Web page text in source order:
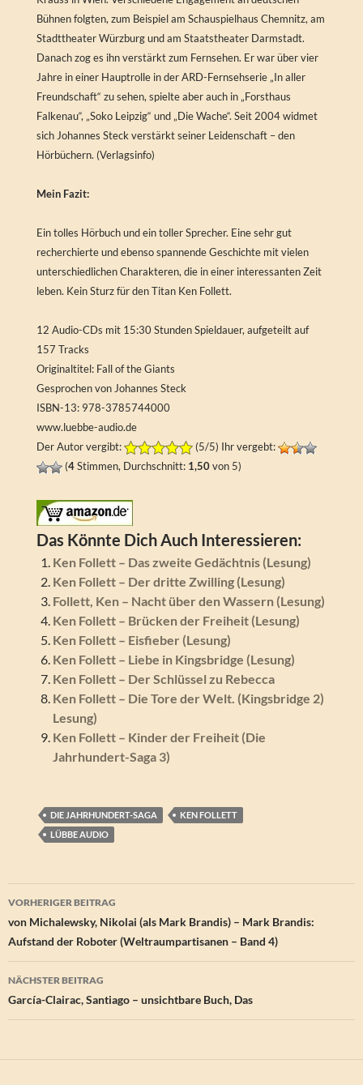
Bühnen folgten, zum Beispiel am Schauspielhaus Chemnitz, am
Stadttheater Würzburg und am Staatstheater Darmstadt.
Danach zog es ihn verstärkt zum Fernsehen. Er war über vier
Jahre in einer Hauptrolle in der ARD-Fernsehserie „In aller
Freundschaft“ zu sehen, spielte aber auch in „Forsthaus
Falkenau“, „Soko Leipzig“ und „Die Wache“. Seit 2004 widmet
sich Johannes Steck verstärkt seiner Leidenschaft – den
Hörbüchern. (Verlagsinfo)
Mein Fazit:
Ein tolles Hörbuch und ein toller Sprecher. Eine sehr gut
recherchierte und ebenso spannende Geschichte mit vielen
unterschiedlichen Charakteren, die in einer interessanten Zeit
leben. Kein Sturz für den Titan Ken Follett.
12 Audio-CDs mit 15:30 Stunden Spieldauer, aufgeteilt auf
157 Tracks
Originaltitel: Fall of the Giants
Gesprochen von Johannes Steck
ISBN-13: 978-3785744000
www.luebbe-audio.de
Der Autor vergibt:
(5/5) Ihr vergebt:
(4Stimmen, Durchschnitt: 1,50von 5)
Das Könnte Dich Auch Interessieren:
Ken Follett – Das zweite Gedächtnis (Lesung)
Ken Follett – Der dritte Zwilling (Lesung)
Follett, Ken – Nacht über den Wassern (Lesung)
Ken Follett – Brücken der Freiheit (Lesung)
Ken Follett – Eisfieber (Lesung)
Ken Follett – Liebe in Kingsbridge (Lesung)
Ken Follett – Der Schlüssel zu Rebecca
Ken Follett – Die Tore der Welt. (Kingsbridge 2)
Lesung)
Ken Follett – Kinder der Freiheit (Die
Jahrhundert-Saga 3)
DIE JAHRHUNDERT-SAGA
KEN FOLLETT
LÜBBE AUDIO
Beitragsnavigation
VORHERIGER BEITRAG
von Michalewsky, Nikolai (als Mark Brandis) – Mark Brandis:
Aufstand der Roboter (Weltraumpartisanen – Band 4)
NÄCHSTER BEITRAG
García-Clairac, Santiago – unsichtbare Buch, Das